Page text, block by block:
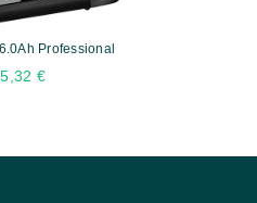
Professional
€